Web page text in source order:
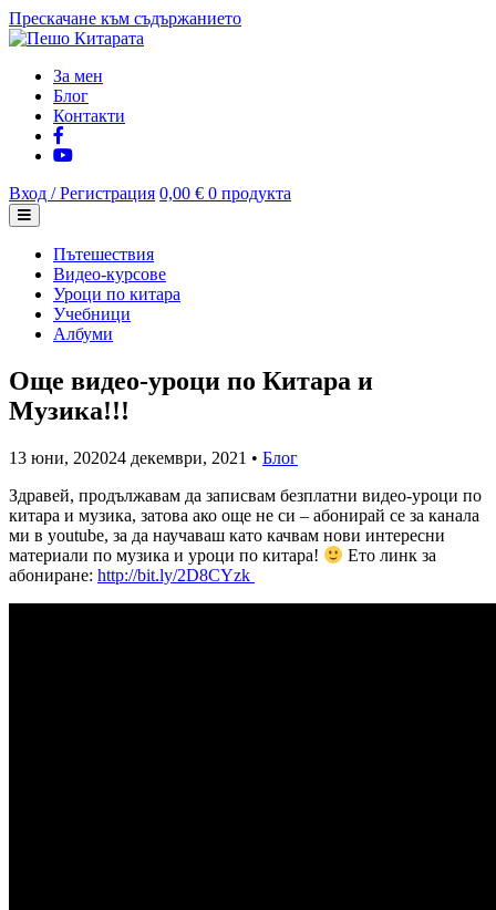
Прескачане към съдържанието
За мен
Блог
Контакти
Вход / Регистрация 0,00 € 0 продукта
Пътешествия
Видео-курсове
Уроци по китара
Учебници
Албуми
Още видео-уроци по Китара и
Музика!!!
13 юни, 202024 декември, 2021 • Блог
Здравей, продължавам да записвам безплатни видео-уроци по
китара и музика, затова ако още не си – абонирай се за канала
ми в youtube, за да научаваш като качвам нови интересни
материали по музика и уроци по китара!
Ето линк за
абониране: http://bit.ly/2D8CYzk